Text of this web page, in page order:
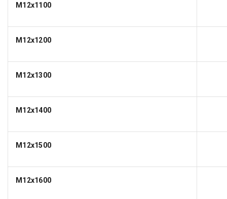
M12x1100
M12x1200
M12x1300
M12x1400
M12x1500
M12x1600